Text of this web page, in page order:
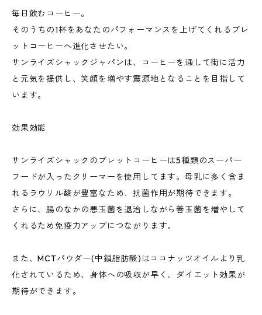
毎日飲むコーヒー。
そのうちの1杯をあなたのパフォーマンスを上げてくれるブレ
ットコーヒーへ進化させたい。
サンライズシャックジャパンは、コーヒーを通して街に活力
と元気を提供し、笑顔を増やす震源地となることを目指して
います。
効果効能
サンライズシャックのブレットコーヒーは5種類のスーパー
フードが入ったクリーマーを使用してます。母乳に多く含ま
れるラウリル酸が豊富なため、抗菌作用が期待できます。
さらに、腸のなかの悪玉菌を退治しながら善玉菌を増やして
くれるため免疫力アップにつながります。
また、MCTパウダー(中鎖脂肪酸)はココナッツオイルより乳
化されているため、身体への吸収が早く、ダイエット効果が
期待ができます。